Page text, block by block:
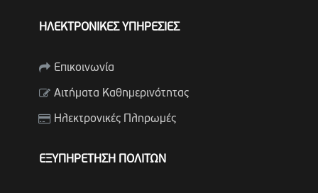
ΗΛΕΚΤΡΟΝΙΚΕΣ ΥΠΗΡΕΣΙΕΣ
Επικοινωνία
Αιτήματα Καθημερινότητας
Ηλεκτρονικές Πληρωμές
ΕΞΥΠΗΡΕΤΗΣΗ ΠΟΛΙΤΩΝ